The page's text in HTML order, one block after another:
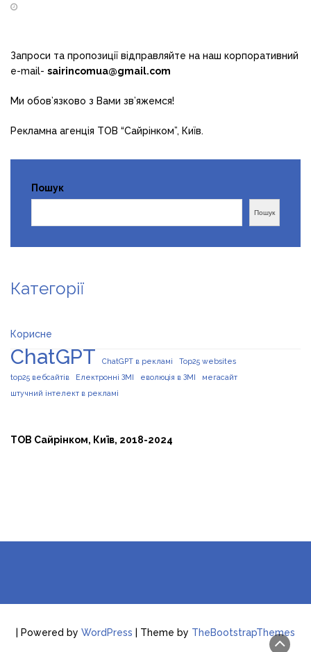
Запроси та пропозиції відправляйте на наш корпоративний
e-mail- sairincomua@gmail.com
Ми обов’язково з Вами зв’яжемся!
Рекламна агенція ТОВ “Сайрінком”, Київ.
Пошук
Пошук
Категорії
Корисне
ChatGPT ChatGPT в рекламі
Top25 websites
top25 вебсайтів
Електронні ЗМІ еволюція в ЗМІ
мегасайт
штучний інтелект в рекламі
ТОВ Сайрінком, Київ, 2018-2024
| Powered by WordPress | Theme by TheBootstrapThemes